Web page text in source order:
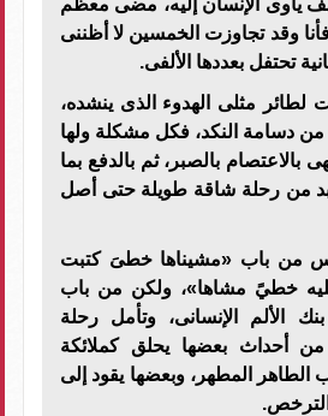
يأوى الإنسان إليه، مضى معظم
وقد تجاوزت الخمسين لا أظننى
تحتفل بعددها الألفى.
مثلى الهدوء الذى ينشده،
من دسامة النكد، فكل مشكلة ولها
بالاعتصام بالصبر، ثم بالدفع بما
من رحلة شاقة طويلة حتى أصل
من باب «مشيناها خطىَ كتبت
خطيً مشاها»، ولكن من باب
الألم الإنسانى، وتأمل رحلة
أحداث بعضها يحلق كملائكة
الطاهر المطهر، وبعضها يقود إلى